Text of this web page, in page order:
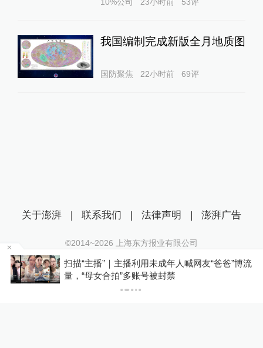
10%公司 23小时前 53评
我国编制完成新版全月地质图
国防聚焦 22小时前 69评
”博流
泸溪河发布“桃酥现金属牙冠”调查结论，称消费
者已澄清所发视频不属实
关于澎湃 | 联系我们 | 法律声明 | 澎湃广告
©2014~2026 上海东方报业有限公司
沪ICP证：沪B2-20170116 | 沪ICP备14003370号
互联网新闻信息服务许可证：31120170006
沪公网安备 31010602000299号